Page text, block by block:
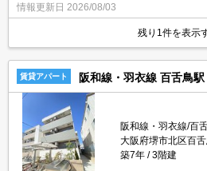
情報更新日 2026/08/03
残り1件を表示
賃貸アパート 阪和線・羽衣線 百舌鳥
阪和線・羽衣線/百
大阪府堺市北区百
築7年
3階建